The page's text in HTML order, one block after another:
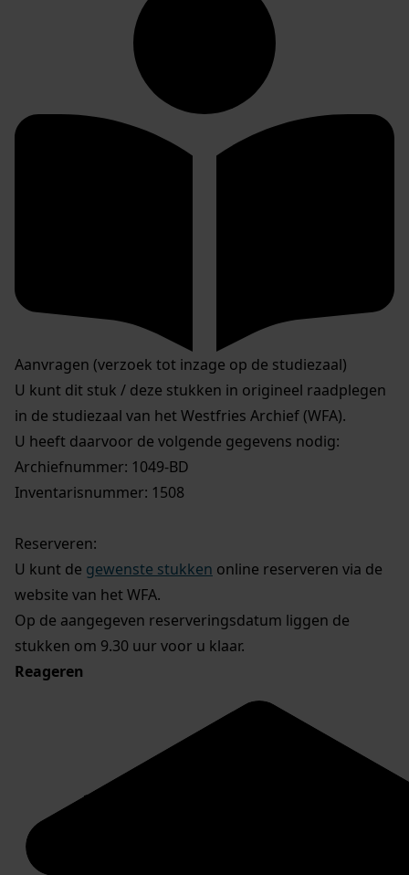
Aanvragen (verzoek tot inzage op de studiezaal)
U kunt dit stuk / deze stukken in origineel raadplegen
in de studiezaal van het Westfries Archief (WFA).
U heeft daarvoor de volgende gegevens nodig:
Archiefnummer: 1049-BD
Inventarisnummer: 1508
Reserveren:
U kunt de gewenste stukken online reserveren via de
website van het WFA.
Op de aangegeven reserveringsdatum liggen de
stukken om 9.30 uur voor u klaar.
Reageren